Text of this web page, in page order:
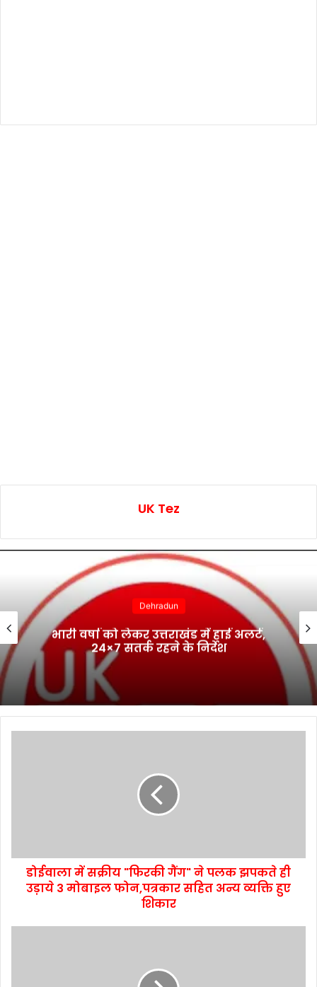
UK Tez
Dehradun
भारी वर्षा को लेकर उत्तराखंड में हाई अलर्ट,
24×7 सतर्क रहने के निर्देश
डोईवाला में सक्रीय "फिरकी गैंग" ने पलक झपकते ही
उड़ाये 3 मोबाइल फोन,पत्रकार सहित अन्य व्यक्ति हुए
शिकार